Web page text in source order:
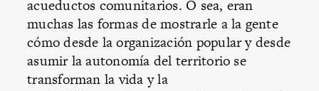
acueductos comunitarios. O sea, eran
muchas las formas de mostrarle a la gente
cómo desde la organización popular y desde
asumir la autonomía del territorio se
transforman la vida y la